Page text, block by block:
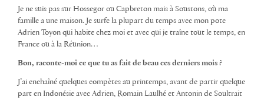
Je ne suis pas sur Hossegor ou Capbreton mais à Soustons, où ma
famille a une maison. Je surfe la plupart du temps avec mon pote
Adrien Toyon qui habite chez moi et avec qui je traîne tout le temps, en
France ou à la Réunion…
Bon, raconte-moi ce que tu as fait de beau ces derniers mois ?
J’ai enchaîné quelques compètes au printemps, avant de partir quelque
part en Indonésie avec Adrien, Romain Laulhé et Antonin de Soultrait